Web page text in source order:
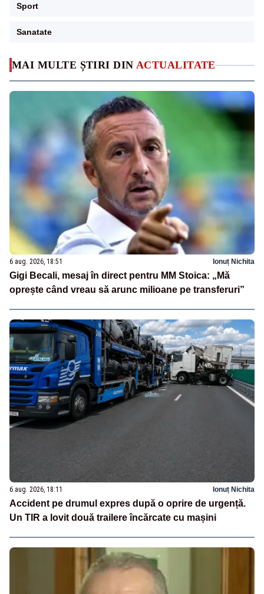
MAI MULTE ȘTIRI DIN ACTUALITATE
6 aug. 2026, 18:51 Ionuț Nichita
Gigi Becali, mesaj în direct pentru MM Stoica: „Mă
oprește când vreau să arunc milioane pe transferuri”
6 aug. 2026, 18:11 Ionuț Nichita
Accident pe drumul expres după o oprire de urgență.
Un TIR a lovit două trailere încărcate cu mașini
Sport
Sanatate